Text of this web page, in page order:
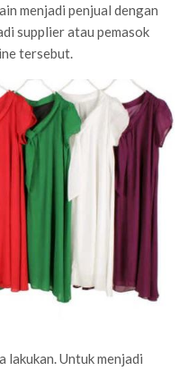
menjadi penjual dengan
supplier atau pemasok
tersebut.
lakukan. Untuk menjadi